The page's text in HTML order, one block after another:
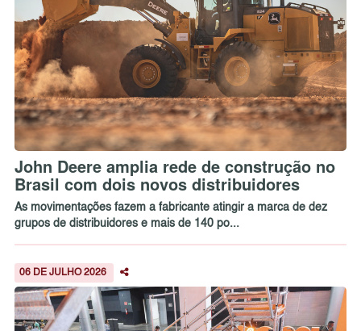
John Deere amplia rede de construção no
Brasil com dois novos distribuidores
As movimentações fazem a fabricante atingir a marca de dez
grupos de distribuidores e mais de 140 po...
06 DE JULHO 2026